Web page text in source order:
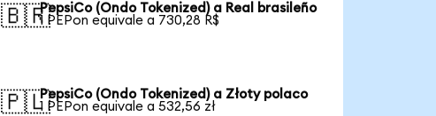
🇧🇷PepsiCo (Ondo Tokenized) a Real brasileño
1 PEPon equivale a 730,28 R$
🇵🇱PepsiCo (Ondo Tokenized) a Złoty polaco
1 PEPon equivale a 532,56 zł